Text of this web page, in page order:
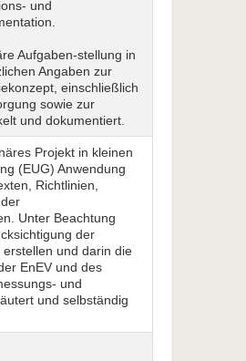
und
Aufgaben-stellung in
Angaben zur
einschließlich
sowie zur
und dokumentiert.
Projekt in kleinen
(EUG) Anwendung
Richtlinien,
Unter Beachtung
der
und darin die
EnEV und des
und
und selbständig